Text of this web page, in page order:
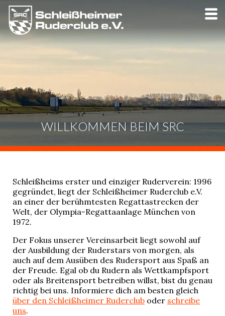
Skip
main
content
WILLKOMMEN BEIM SRC
Schleißheims erster und einziger Ruderverein: 1996
gegründet, liegt der Schleißheimer Ruderclub e.V.
an einer der berühmtesten Regattastrecken der
Welt, der Olympia-Regattaanlage München von
1972.
Der Fokus unserer Vereinsarbeit liegt sowohl auf
der Ausbildung der Ruderstars von morgen, als
auch auf dem Ausüben des Rudersport aus Spaß an
der Freude. Egal ob du Rudern als Wettkampfsport
oder als Breitensport betreiben willst, bist du genau
richtig bei uns. Informiere dich am besten gleich
über den Schleißheimer Ruderclub oder schreibe
uns.